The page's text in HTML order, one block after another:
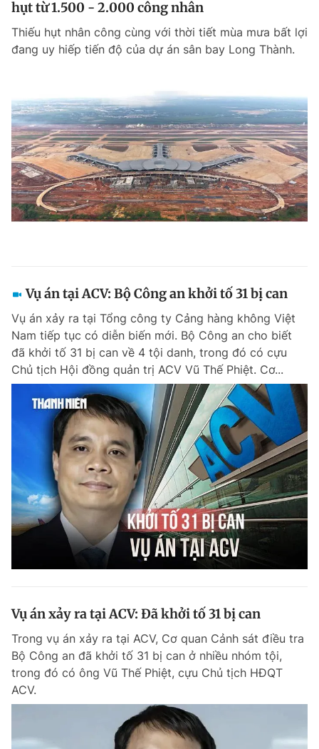
hụt từ 1.500 - 2.000 công nhân
Thiếu hụt nhân công cùng với thời tiết mùa mưa bất lợi
đang uy hiếp tiến độ của dự án sân bay Long Thành.
Vụ án tại ACV: Bộ Công an khởi tố 31 bị can
Vụ án xảy ra tại Tổng công ty Cảng hàng không Việt
Nam tiếp tục có diễn biến mới. Bộ Công an cho biết
đã khởi tố 31 bị can về 4 tội danh, trong đó có cựu
Chủ tịch Hội đồng quản trị ACV Vũ Thế Phiệt. Cơ...
Vụ án xảy ra tại ACV: Đã khởi tố 31 bị can
Trong vụ án xảy ra tại ACV, Cơ quan Cảnh sát điều tra
Bộ Công an đã khởi tố 31 bị can ở nhiều nhóm tội,
trong đó có ông Vũ Thế Phiệt, cựu Chủ tịch HĐQT
ACV.